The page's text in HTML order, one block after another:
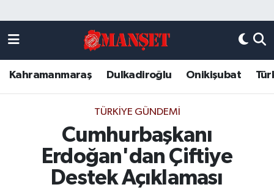
Kahramanmaraş Dulkadiroğlu Onikişubat
TÜRKIYE GÜNDEMI
Cumhurbaşkanı
Erdoğan'dan Çiftiye
Destek Açıklaması
DULKADİROĞLU
KAHRAMANMARAŞ
ONİKİŞUBAT
ÖZEL HABER
Kahramanmaraş Nöbetçi Eczaneler
Kahramanmaraş Hava Durumu
Kahramanmaraş Trafik Yoğunluk Haritası
Süper Lig Puan Durumu ve Fikstür
Tüm Manşetler